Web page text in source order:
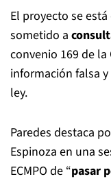
El proyecto se
sometido a
convenio 169 de
información falsa
ley.
Paredes destaca
Espinoza en una
ECMPO de “pasar